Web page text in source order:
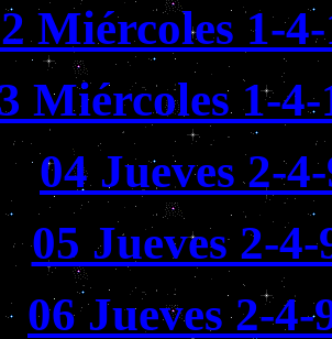
Miércoles 1-
Miércoles 1-
04 Jueves 2-
05 Jueves 2-
06 Jueves 2-